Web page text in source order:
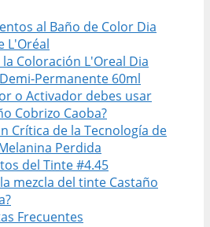
al Baño de Color Dia
L'Oréal
Coloración L'Oreal Dia
Permanente 60ml
o Activador debes usar
Cobrizo Caoba?
Crítica de la Tecnología de
Perdida
del Tinte #4.45
mezcla del tinte Castaño
Frecuentes